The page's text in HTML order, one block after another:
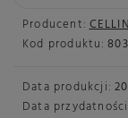
Producent:
Kod produktu:
Data produkcji:
Data